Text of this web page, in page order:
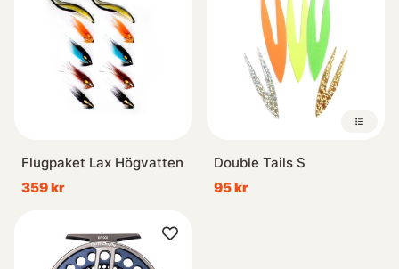
Flugpaket Lax Högvatten
359 kr
Double Tails S
95 kr